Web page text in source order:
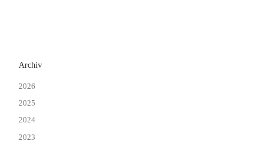
Archiv
2026
2025
2024
2023